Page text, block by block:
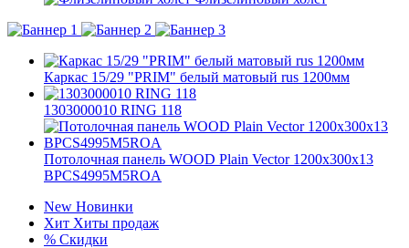
Каркас 15/29 "PRIM" белый матовый rus 1200мм
1303000010 RING 118
Потолочная панель WOOD Plain Vector 1200x300x13
BPCS4995M5ROA
New Новинки
Хит Хиты продаж
% Скидки